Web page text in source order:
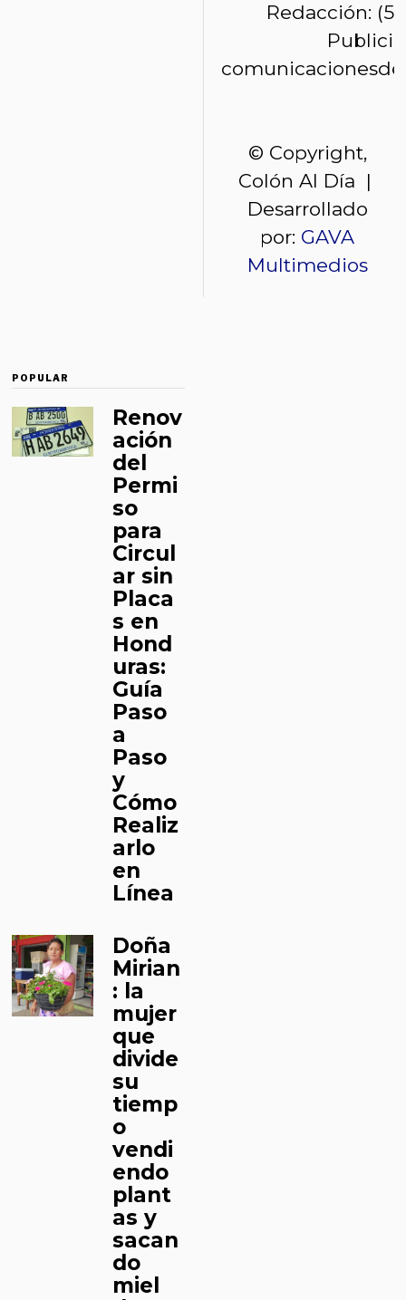
Redacción:
© Copyright,
Colón Al Día |
Desarrollado
por: GAVA
Multimedios
POPULAR
Renov
ación
del
Permi
so
para
Circul
ar sin
Placa
s en
Hond
uras:
Guía
Paso
a
Paso
y
Cómo
Realiz
arlo
en
Línea
Doña
Mirian
: la
mujer
que
divide
su
tiemp
o
vendi
endo
plant
as y
sacan
do
miel